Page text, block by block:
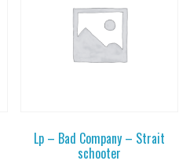
Lp – Bad Company – Strait
schooter